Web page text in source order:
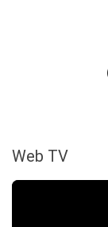
Web TV